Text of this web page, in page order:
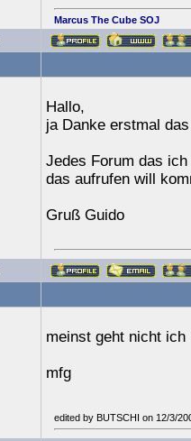
Marcus The Cube SOJ
Hallo,
ja Danke erstmal
Jedes Forum das
das aufrufen will
Gruß Guido
meinst geht nicht
mfg
edited by BUTSCHI on 12/3/